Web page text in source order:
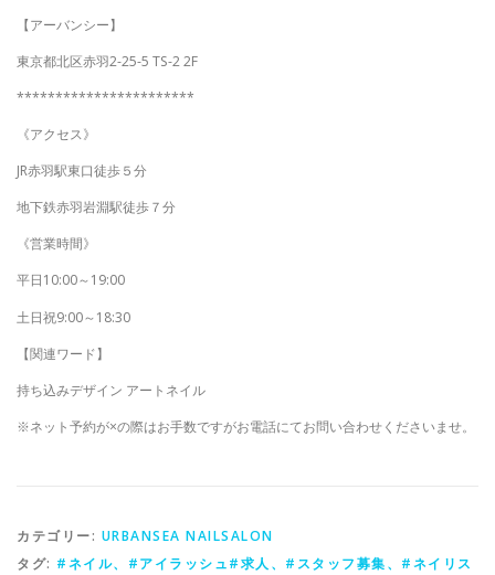
【アーバンシー】
東京都北区赤羽2-25-5 TS-2 2F
***********************
《アクセス》
JR赤羽駅東口徒歩５分
地下鉄赤羽岩淵駅徒歩７分
《営業時間》
平日10:00～19:00
土日祝9:00～18:30
【関連ワード】
持ち込みデザイン アートネイル
※ネット予約が×の際はお手数ですがお電話にてお問い合わせくださいませ。
カテゴリー: URBANSEA NAILSALON
タグ: #ネイル、#アイラッシュ#求人、#スタッフ募集、#ネイリス